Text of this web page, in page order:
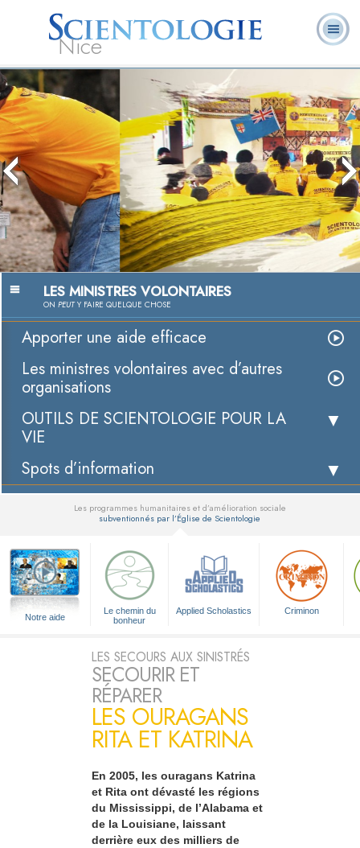
Nice
L. Ron Hubbard
Scientologie ?
Ministres
volontaires
Aider, une passion
Regarder la vidéo
LES MINISTRES VOLONTAIRES
ON PEUTY FAIRE QUELQUE CHOSE
Apporter une aide efficace
Les ministres volontaires avec d’autres
organisations
OUTILS DE SCIENTOLOGIE POUR LA
VIE
Spots d’information
Les programmes humanitaires et d’amélioration sociale
subventionnés par l’Église de Scientologie
Notre aide
Le chemin du
bonheur
Applied Scholastics Criminon
LES SECOURS AUX SINISTRÉS
SECOURIR ET
RÉPARER
LES OURAGANS
RITA ET KATRINA
En 2005, les ouragans Katrina
et Rita ont dévasté les régions
du Mississippi, de l’Alabama et
de la Louisiane, laissant
derrière eux des milliers de